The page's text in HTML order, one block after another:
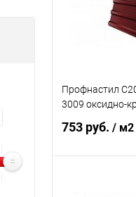
Профнастил
3009 оксидно-
753 руб. / м2